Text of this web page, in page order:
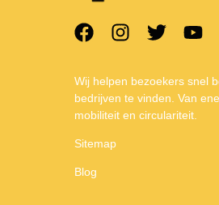
Wij helpen bezoekers snel
bedrijven te vinden. Van
mobiliteit en circulariteit.
Sitemap
Blog